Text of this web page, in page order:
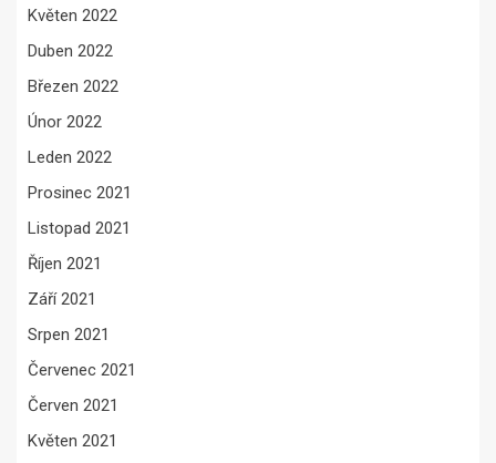
Květen 2022
Duben 2022
Březen 2022
Únor 2022
Leden 2022
Prosinec 2021
Listopad 2021
Říjen 2021
Září 2021
Srpen 2021
Červenec 2021
Červen 2021
Květen 2021